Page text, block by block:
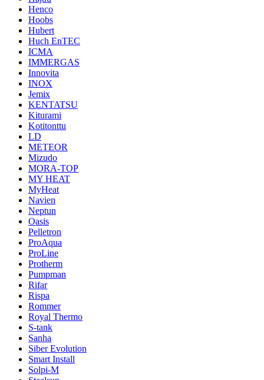
Henco
Hoobs
Hubert
Huch EnTEC
ICMA
IMMERGAS
Innovita
INOX
Jemix
KENTATSU
Kiturami
Kotitonttu
LD
METEOR
Mizudo
MORA-TOP
MY HEAT
MyHeat
Navien
Neptun
Oasis
Pelletron
ProAqua
ProLine
Protherm
Pumpman
Rifar
Rispa
Rommer
Royal Thermo
S-tank
Sanha
Siber Evolution
Smart Install
Solpi-M